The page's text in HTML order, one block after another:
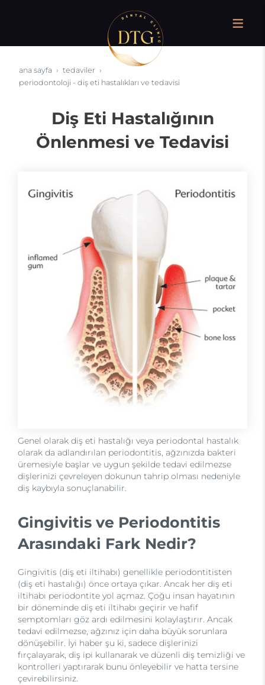
ana sayfa
tedaviler
periodontoloji - diş eti hastalıkları ve tedavisi
Diş Eti Hastalığının
Önlenmesi ve Tedavisi
Genel olarak diş eti hastalığı veya periodontal hastalık
olarak da adlandırılan periodontitis, ağzınızda bakteri
üremesiyle başlar ve uygun şekilde tedavi edilmezse
dişlerinizi çevreleyen dokunun tahrip olması nedeniyle
diş kaybıyla sonuçlanabilir.
Gingivitis ve Periodontitis
Arasındaki Fark Nedir?
Gingivitis (diş eti iltihabı) genellikle periodontitisten
(diş eti hastalığı) önce ortaya çıkar. Ancak her diş eti
iltihabı periodontite yol açmaz. Çoğu insan hayatının
bir döneminde diş eti iltihabı geçirir ve hafif
semptomları göz ardı edilmesini kolaylaştırır. Ancak
tedavi edilmezse, ağzınız için daha büyük sorunlara
dönüşebilir. İyi haber şu ki, sadece dişlerinizi
fırçalayarak, diş ipi kullanarak ve düzenli diş temizliği ve
kontrolleri yaptırarak bunu önleyebilir ve hatta tersine
çevirebilirsiniz.